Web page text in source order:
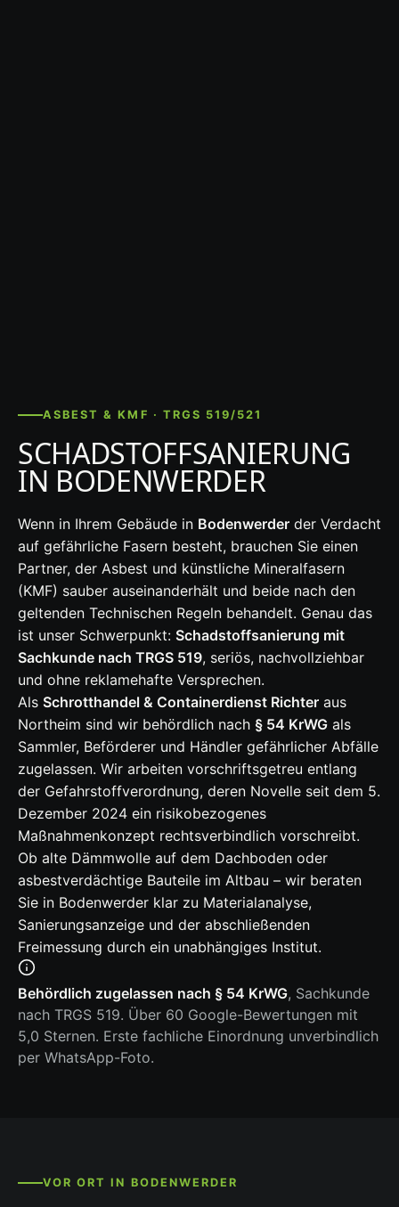
ASBEST & KMF · TRGS 519/521
SCHADSTOFFSANIERUNG
IN BODENWERDER
Wenn in Ihrem Gebäude in Bodenwerder der Verdacht
auf gefährliche Fasern besteht, brauchen Sie einen
Partner, der Asbest und künstliche Mineralfasern
(KMF) sauber auseinanderhält und beide nach den
geltenden Technischen Regeln behandelt. Genau das
ist unser Schwerpunkt: Schadstoffsanierung mit
Sachkunde nach TRGS 519, seriös, nachvollziehbar
und ohne reklamehafte Versprechen.
Als Schrotthandel & Containerdienst Richter aus
Northeim sind wir behördlich nach § 54 KrWG als
Sammler, Beförderer und Händler gefährlicher Abfälle
zugelassen. Wir arbeiten vorschriftsgetreu entlang
der Gefahrstoffverordnung, deren Novelle seit dem 5.
Dezember 2024 ein risikobezogenes
Maßnahmenkonzept rechtsverbindlich vorschreibt.
Ob alte Dämmwolle auf dem Dachboden oder
asbestverdächtige Bauteile im Altbau – wir beraten
Sie in Bodenwerder klar zu Materialanalyse,
Sanierungsanzeige und der abschließenden
Freimessung durch ein unabhängiges Institut.
Behördlich zugelassen nach § 54 KrWG, Sachkunde
nach TRGS 519. Über 60 Google-Bewertungen mit
5,0 Sternen. Erste fachliche Einordnung unverbindlich
per WhatsApp-Foto.
VOR ORT IN BODENWERDER